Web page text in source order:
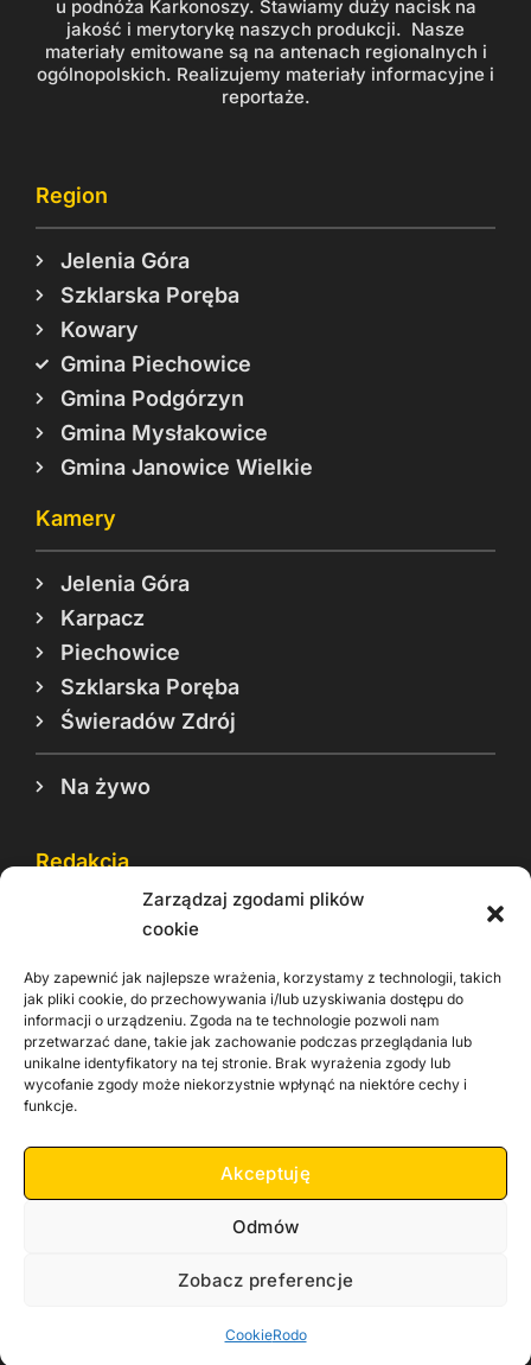
Zarządzaj zgodami plików
cookie
Aby zapewnić jak najlepsze wrażenia, korzystamy z technologii, takich
jak pliki cookie, do przechowywania i/lub uzyskiwania dostępu do
informacji o urządzeniu. Zgoda na te technologie pozwoli nam
przetwarzać dane, takie jak zachowanie podczas przeglądania lub
unikalne identyfikatory na tej stronie. Brak wyrażenia zgody lub
wycofanie zgody może niekorzystnie wpłynąć na niektóre cechy i
funkcje.
Akceptuję
Odmów
Zobacz preferencje
CookieRodo
u podnóża Karkonoszy. Stawiamy duży nacisk na
jakość i merytorykę naszych produkcji. Nasze
materiały emitowane są na antenach regionalnych i
ogólnopolskich. Realizujemy materiały informacyjne i
reportaże.
Region
Jelenia Góra
Szklarska Poręba
Kowary
Gmina Piechowice
Gmina Podgórzyn
Gmina Mysłakowice
Gmina Janowice Wielkie
Kamery
Jelenia Góra
Karpacz
Piechowice
Szklarska Poręba
Świeradów Zdrój
Na żywo
Redakcja
Reklama
Rodo
Kontakt
Informacje dla
Copyright 2026 Zachodnia TV